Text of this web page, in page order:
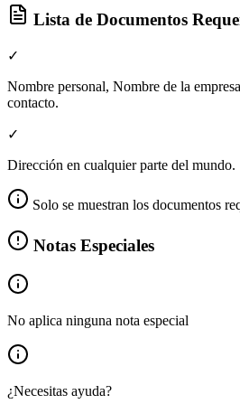
Lista de Documentos
✓
Nombre personal, Nombre de la
contacto.
✓
Dirección en cualquier parte del mundo.
Solo se muestran los documentos
Notas Especiales
No aplica ninguna nota especial
¿Necesitas ayuda?